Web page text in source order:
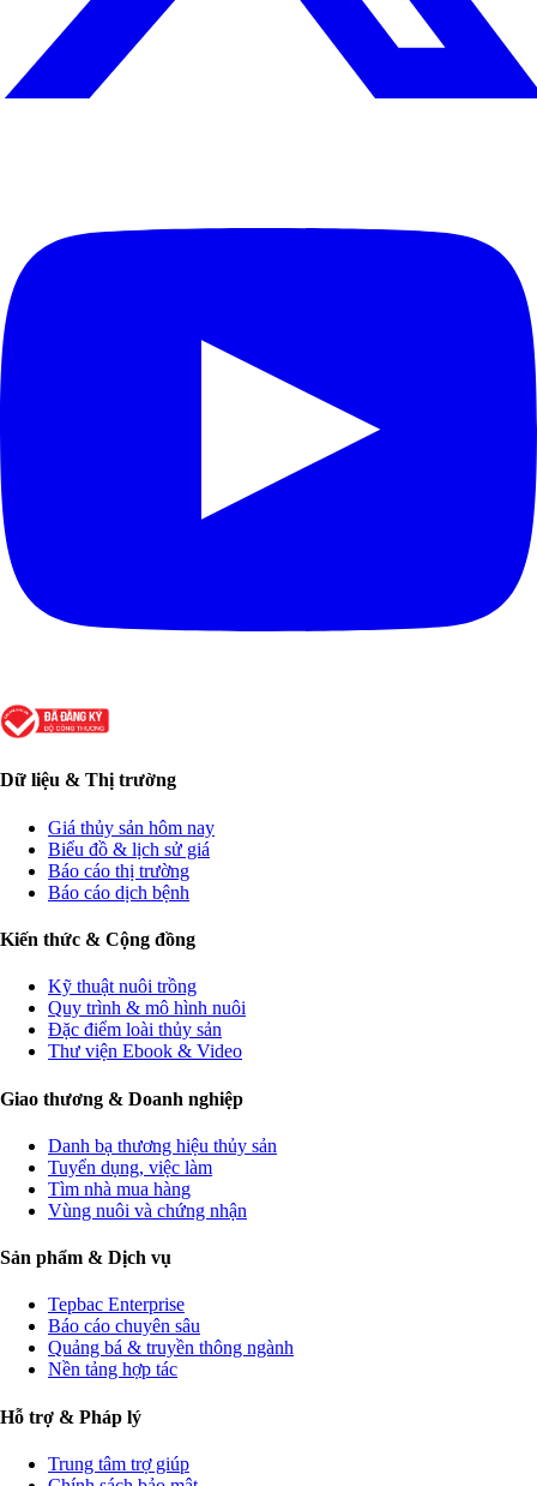
Dữ liệu & Thị trường
Giá thủy sản hôm nay
Biểu đồ & lịch sử giá
Báo cáo thị trường
Báo cáo dịch bệnh
Kiến thức & Cộng đồng
Kỹ thuật nuôi trồng
Quy trình & mô hình nuôi
Đặc điểm loài thủy sản
Thư viện Ebook & Video
Giao thương & Doanh nghiệp
Danh bạ thương hiệu thủy sản
Tuyển dụng, việc làm
Tìm nhà mua hàng
Vùng nuôi và chứng nhận
Sản phẩm & Dịch vụ
Tepbac Enterprise
Báo cáo chuyên sâu
Quảng bá & truyền thông ngành
Nền tảng hợp tác
Hỗ trợ & Pháp lý
Trung tâm trợ giúp